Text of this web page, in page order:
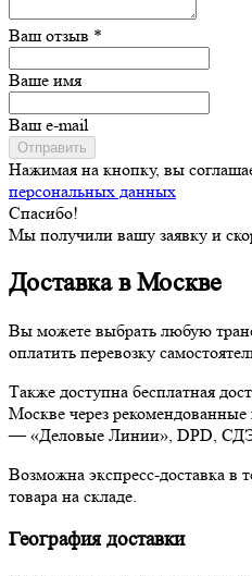
Ваш отзыв *
Ваше имя
Ваш e-mail
Отправить
Нажимая на кнопку, вы
персональных данных
Спасибо!
Мы получили вашу заявку и
Доставка в Москве
Вы можете выбрать любую
оплатить перевозку
Также доступна бесплатная
Москве через
— «Деловые Линии», DPD,
Возможна экспресс-доставка
товара на складе.
География доставки